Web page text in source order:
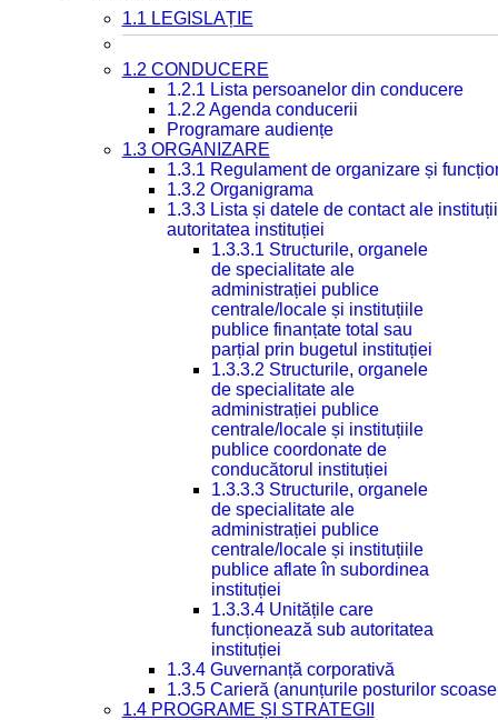
1.1 LEGISLAȚIE
1.2 CONDUCERE
1.2.1 Lista persoanelor din conducere
1.2.2 Agenda conducerii
Programare audiențe
1.3 ORGANIZARE
1.3.1 Regulament de organizare și
1.3.2 Organigrama
1.3.3 Lista și datele de contact ale
autoritatea instituției
1.3.3.1 Structurile, organele
de specialitate ale
administrației publice
centrale/locale și instituțiile
publice finanțate total sau
parțial prin bugetul instituției
1.3.3.2 Structurile, organele
de specialitate ale
administrației publice
centrale/locale și instituțiile
publice coordonate de
conducătorul instituției
1.3.3.3 Structurile, organele
de specialitate ale
administrației publice
centrale/locale și instituțiile
publice aflate în subordinea
instituției
1.3.3.4 Unitățile care
funcționează sub autoritatea
instituției
1.3.4 Guvernanță corporativă
1.3.5 Carieră (anunțurile posturilor
1.4 PROGRAME ȘI STRATEGII